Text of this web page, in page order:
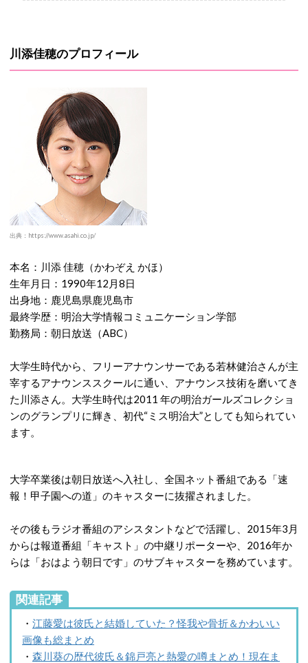
川添佳穂のプロフィール
出典：https://www.asahi.co.jp/
本名：川添 佳穂（かわぞえ かほ）
生年月日：1990年12月8日
出身地：鹿児島県鹿児島市
最終学歴：明治大学情報コミュニケーション学部
勤務局：朝日放送（ABC）
大学生時代から、フリーアナウンサーである若林健治さんが主
宰するアナウンススクールに通い、アナウンス技術を磨いてき
た川添さん。大学生時代は2011 年の明治ガールズコレクショ
ンのグランプリに輝き、初代“ミス明治大”としても知られてい
ます。
大学卒業後は朝日放送へ入社し、全国ネット番組である「速
報！甲子園への道」のキャスターに抜擢されました。
その後もラジオ番組のアシスタントなどで活躍し、2015年3月
からは報道番組「キャスト」の中継リポーターや、2016年か
らは「おはよう朝日です」のサブキャスターを務めています。
関連記事
・ 江藤愛は彼氏と結婚していた？怪我や骨折＆かわいい
画像も総まとめ
・ 森川葵の歴代彼氏＆錦戸亮と熱愛の噂まとめ！現在ま